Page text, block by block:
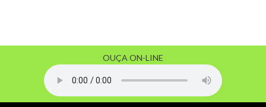
OUÇA ON-LINE